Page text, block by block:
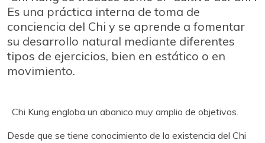
Es una práctica interna de toma de
conciencia del Chi y se aprende a fomentar
su desarrollo natural mediante diferentes
tipos de ejercicios, bien en estático o en
movimiento.
Chi Kung engloba un abanico muy amplio de objetivos.
Desde que se tiene conocimiento de la existencia del Chi